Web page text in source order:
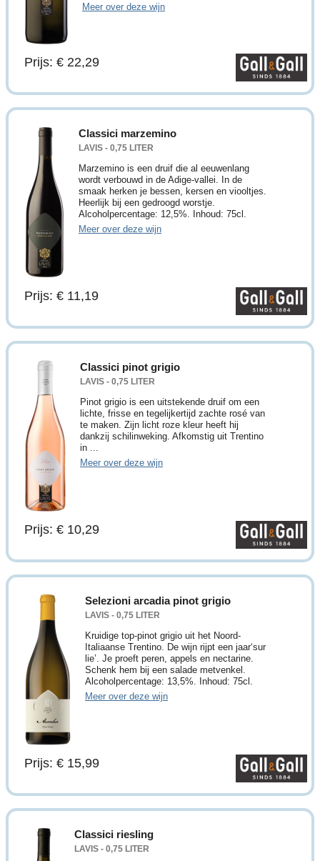
Meer over deze wijn
Prijs: € 22,29
Classici marzemino
LAVIS - 0,75 LITER
Marzemino is een druif die al eeuwenlang
wordt verbouwd in de Adige-vallei. In de
smaak herken je bessen, kersen en viooltjes.
Heerlijk bij een gedroogd worstje.
Alcoholpercentage: 12,5%. Inhoud: 75cl.
Meer over deze wijn
Prijs: € 11,19
Classici pinot grigio
LAVIS - 0,75 LITER
Pinot grigio is een uitstekende druif om een
lichte, frisse en tegelijkertijd zachte rosé van
te maken. Zijn licht roze kleur heeft hij
dankzij schilinweking. Afkomstig uit Trentino
in ...
Meer over deze wijn
Prijs: € 10,29
Selezioni arcadia pinot grigio
LAVIS - 0,75 LITER
Kruidige top-pinot grigio uit het Noord-
Italiaanse Trentino. De wijn rijpt een jaar‘sur
lie’. Je proeft peren, appels en nectarine.
Schenk hem bij een salade metvenkel.
Alcoholpercentage: 13,5%. Inhoud: 75cl.
Meer over deze wijn
Prijs: € 15,99
Classici riesling
LAVIS - 0,75 LITER